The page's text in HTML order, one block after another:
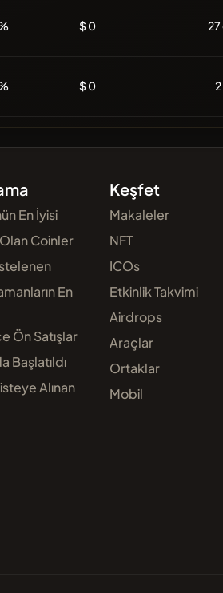
$ 0
$ 0
En İyisi
Coinler
En
Ön Satışlar
Başlatıldı
Alınan
Keşfet
Makaleler
NFT
ICOs
Etkinlik Takvimi
Airdrops
Araçlar
Ortaklar
Mobil